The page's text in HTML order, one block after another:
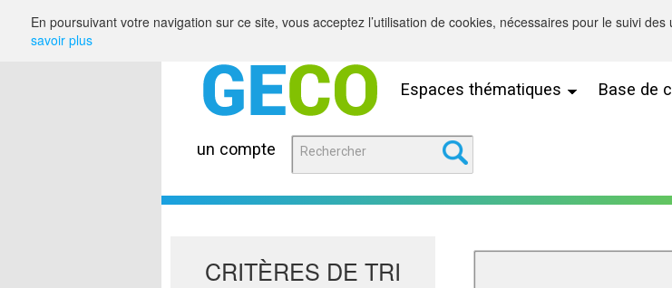
Espaces thématiques Base de
un compte
CRITÈRES DE TRI
En poursuivant votre navigation sur ce site, vous acceptez l’utilisation de cookies, nécessaires pour le suivi
savoir plus